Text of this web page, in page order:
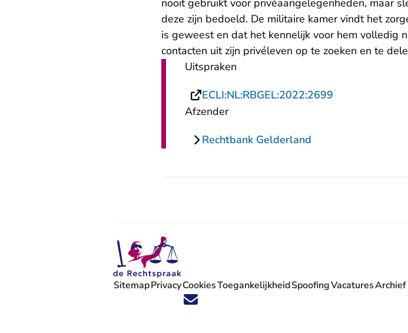
nooit gebruikt voor privéaangelegenheden, maar
deze zijn bedoeld. De militaire kamer vindt het
is geweest en dat het kennelijk voor hem volledig
contacten uit zijn privéleven op te zoeken en te
Uitspraken
ECLI:NL:RBGEL:2022:2699
Afzender
Rechtbank Gelderland
Volg ons op X (Twitter) - U verlaat Rechtspraak.nl
Volg ons op Facebook - U verlaat Rechtspraak.nl
Volg ons op Instagram - U verlaat Rechtspraak.nl
Volg ons op Youtube - U verlaat Rechtspraak.nl
Volg ons op LinkedIn - U verlaat Rechtspraak.nl
'Blijf op de hoogte' nieuwsbrief - U verlaat
SitemapPrivacyCookiesToegankelijkheidSpoofingVacatures
- U verlaatArchief